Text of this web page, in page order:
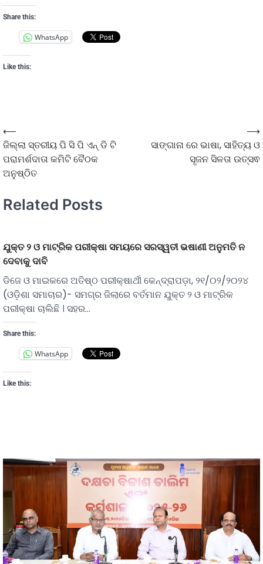
Share this:
WhatsApp
Like this:
⟵
ଜିଲ୍ଲା ସ୍ତରୀୟ ପି ସି ପି ଏନ୍ ଡି ଟି
ପରାମର୍ଶଦାତା କମିଟି ବୈଠକ
ଅନୁଷ୍ଠିତ
ସାଙ୍ଗାନା ରେ ଭାଷା, ସାହିତ୍ୟ ଓ
ସୃଜନ ସିଳତା ଉତ୍ସଵ
⟶
Related Posts
ଯୁକ୍ତ ୨ ଓ ମାଟ୍ରିକ ପରୀକ୍ଷା ସମୟରେ ସରସ୍ୱତୀ ଭଷାଣୀ ଅନୁମତି ନ
ଦେବାକୁ ଦାବି
ଡିଜେ ଓ ମାଇକରେ ଅତିଷ୍ଠ ପରୀକ୍ଷାର୍ଥୀ କେନ୍ଦ୍ରାପଡ଼ା, ୨୧/୦୨/୨୦୨୪
(ଓଡ଼ିଶା ସମାଚାର)- ସମଗ୍ର ଜିଲାରେ ବର୍ତମାନ ଯୁକ୍ତ ୨ ଓ ମାଟ୍ରିକ
ପରୀକ୍ଷା ଚାଲିଛି । ସହର…
Share this:
WhatsApp
Like this: